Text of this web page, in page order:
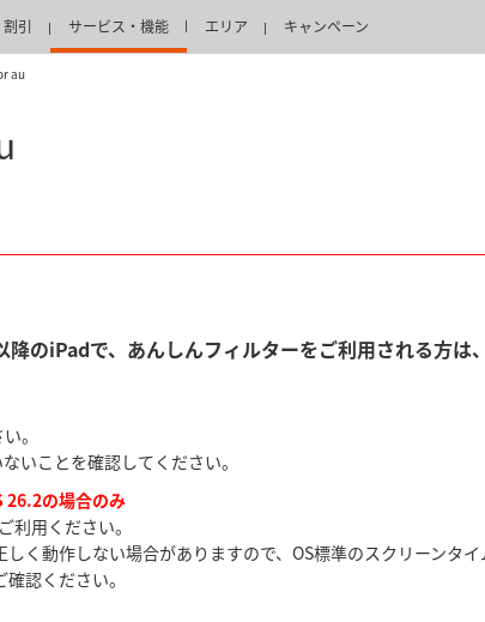
引 サービス・機能 エリア キャンペーン
au
のiPadで、あんしんフィルターをご利用される方は
。
いことを確認してください。
の場合のみ
利用ください。
く動作しない場合がありますので、OS標準のスクリーンタイ
認ください。